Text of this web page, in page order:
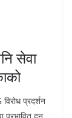
सेवा
प्रदर्शन